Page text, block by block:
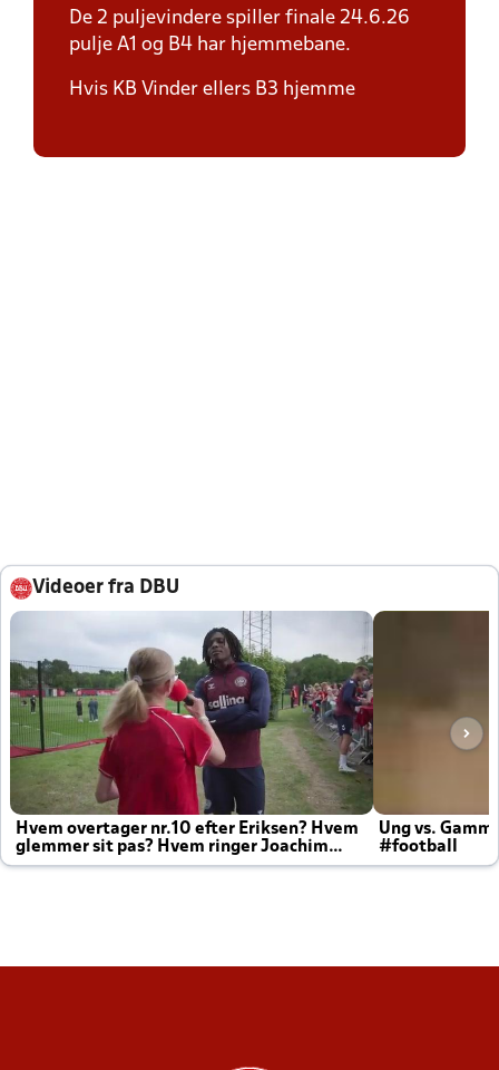
De 2 puljevindere spiller finale 24.6.26
pulje A1 og B4 har hjemmebane.
Hvis KB Vinder ellers B3 hjemme
Videoer fra DBU
Hvem overtager nr.10 efter Eriksen? Hvem
glemmer sit pas? Hvem ringer Joachim
altid til efter kampe?
Ung vs.
#football